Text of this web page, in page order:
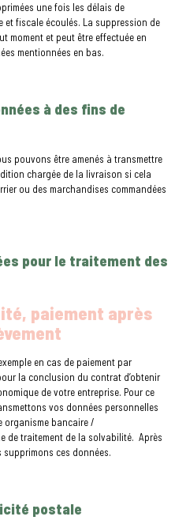
une fois les délais de
et fiscale écoulés. La suppression de
moment et peut être effectuée en
mentionnées en bas.
à des fins de
pouvons être amenés à transmettre
chargée de la livraison si cela
ou des marchandises commandées
pour le traitement des
paiement après
en cas de paiement par
la conclusion du contrat d’obtenir
de votre entreprise. Pour ce
vos données personnelles
organisme bancaire /
de traitement de la solvabilité. Après
ces données.
postale